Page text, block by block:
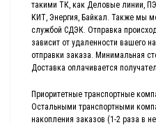
такими ТК, как Деловые линии,
КИТ, Энергия, Байкал. Также мы
службой СДЭК. Отправка
зависит от удаленности вашего
отправки заказа. Минимальная
Доставка оплачивается
Приоритетные транспортные
Остальными транспортными
накопления заказов (1-2 раза в